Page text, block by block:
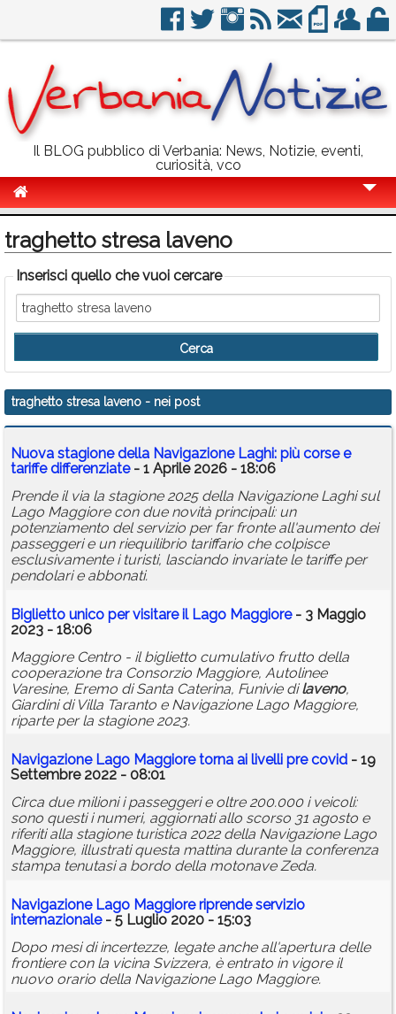
Il BLOG pubblico di Verbania: News, Notizie, eventi,
curiosità, vco
Politica
Sport
Eventi
Info Utili
Rubriche
Calendario
Annunci
traghetto stresa laveno
Inserisci quello che vuoi cercare
traghetto stresa laveno - nei post
Nuova stagione della Navigazione Laghi: più corse e
tariffe differenziate- 1 Aprile 2026 - 18:06
Prende il via la stagione 2025 della Navigazione Laghi sul
Lago Maggiore con due novità principali: un
potenziamento del servizio per far fronte all'aumento dei
passeggeri e un riequilibrio tariffario che colpisce
esclusivamente i turisti, lasciando invariate le tariffe per
pendolari e abbonati.
Biglietto unico per visitare il Lago Maggiore- 3 Maggio
2023 - 18:06
Maggiore Centro - il biglietto cumulativo frutto della
cooperazione tra Consorzio Maggiore, Autolinee
Varesine, Eremo di Santa Caterina, Funivie dilaveno,
Giardini di Villa Taranto e Navigazione Lago Maggiore,
riparte per la stagione 2023.
Navigazione Lago Maggiore torna ai livelli pre covid - 19
Settembre 2022 - 08:01
Circa due milioni i passeggeri e oltre 200.000 i veicoli:
sono questi i numeri, aggiornati allo scorso 31 agosto e
riferiti alla stagione turistica 2022 della Navigazione Lago
Maggiore, illustrati questa mattina durante la conferenza
stampa tenutasi a bordo della motonave Zeda.
Navigazione Lago Maggiore riprende servizio
internazionale- 5 Luglio 2020 - 15:03
Dopo mesi di incertezze, legate anche all'apertura delle
frontiere con la vicina Svizzera, è entrato in vigore il
nuovo orario della Navigazione Lago Maggiore.